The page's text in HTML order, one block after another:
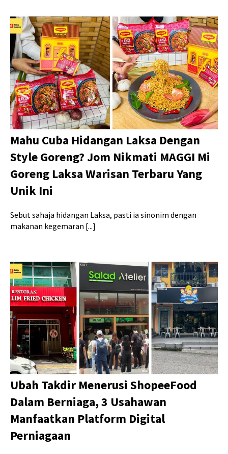
Mahu Cuba Hidangan Laksa Dengan
Style Goreng? Jom Nikmati MAGGI Mi
Goreng Laksa Warisan Terbaru Yang
Unik Ini
Sebut sahaja hidangan Laksa, pasti ia sinonim dengan
makanan kegemaran [...]
Ubah Takdir Menerusi ShopeeFood
Dalam Berniaga, 3 Usahawan
Manfaatkan Platform Digital
Perniagaan